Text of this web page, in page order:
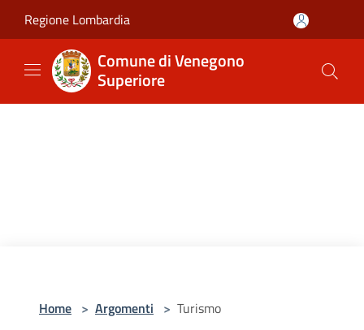
Regione Lombardia
Comune di Venegono
Superiore
Home > Argomenti > Turismo